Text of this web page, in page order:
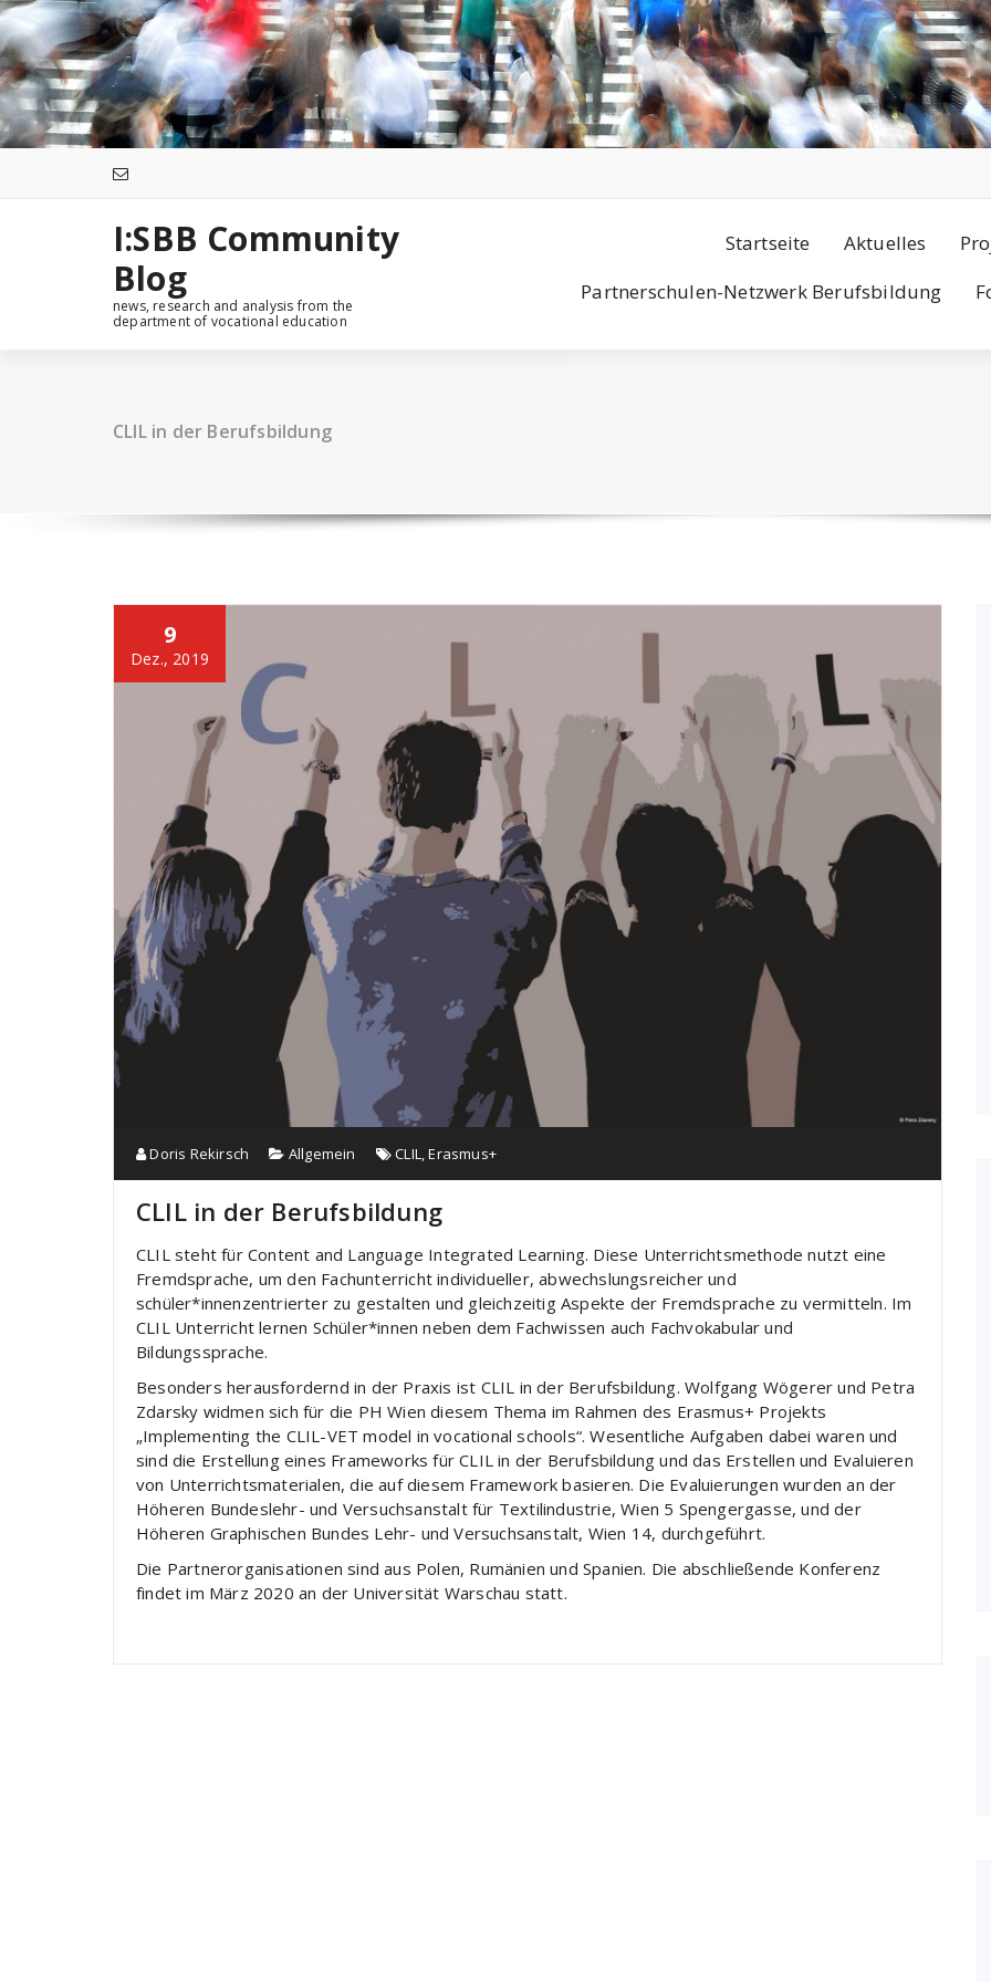
Zum
Inhalt
springen
I:SBB Community
Blog
news, research and analysis from the
department of vocational education
Startseite Aktuelles
Partnerschulen-Netzwerk Berufsbildung
CLIL in der Berufsbildung
9
Dez., 2019
Doris Rekirsch Allgemein CLIL,Erasmus+
CLIL in der Berufsbildung
CLIL steht für Content and Language Integrated Learning. Diese Unterrichtsmethode nutzt eine
Fremdsprache, um den Fachunterricht individueller, abwechslungsreicher und
schüler*innenzentrierter zu gestalten und gleichzeitig Aspekte der Fremdsprache zu vermitteln. Im
CLIL Unterricht lernen Schüler*innen neben dem Fachwissen auch Fachvokabular und
Bildungssprache.
Besonders herausfordernd in der Praxis ist CLIL in der Berufsbildung. Wolfgang Wögerer und Petra
Zdarsky widmen sich für die PH Wien diesem Thema im Rahmen des Erasmus+ Projekts
„Implementing the CLIL-VET model in vocational schools“. Wesentliche Aufgaben dabei waren und
sind die Erstellung eines Frameworks für CLIL in der Berufsbildung und das Erstellen und Evaluieren
von Unterrichtsmaterialen, die auf diesem Framework basieren. Die Evaluierungen wurden an der
Höheren Bundeslehr- und Versuchsanstalt für Textilindustrie, Wien 5 Spengergasse, und der
Höheren Graphischen Bundes Lehr- und Versuchsanstalt, Wien 14, durchgeführt.
Die Partnerorganisationen sind aus Polen, Rumänien und Spanien. Die abschließende Konferenz
findet im März 2020 an der Universität Warschau statt.